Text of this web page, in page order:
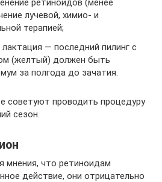
ретиноидов (менее
лучевой, химио- и
терапией;
— последний пилинг с
(желтый) должен быть
за полгода до зачатия.
советуют проводить процедуру
сезон.
мнения, что ретиноидам
действие, они отрицательно